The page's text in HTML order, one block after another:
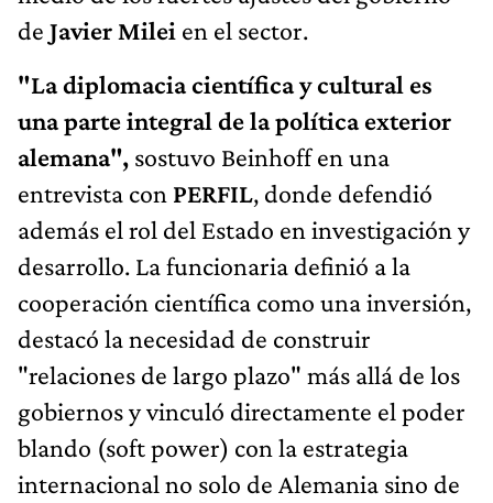
de Javier Milei en el sector.
"La diplomacia científica y cultural es
una parte integral de la política exterior
alemana", sostuvo Beinhoff en una
entrevista con PERFIL, donde defendió
además el rol del Estado en investigación y
desarrollo. La funcionaria definió a la
cooperación científica como una inversión,
destacó la necesidad de construir
"relaciones de largo plazo" más allá de los
gobiernos y vinculó directamente el poder
blando (soft power) con la estrategia
internacional no solo de Alemania sino de